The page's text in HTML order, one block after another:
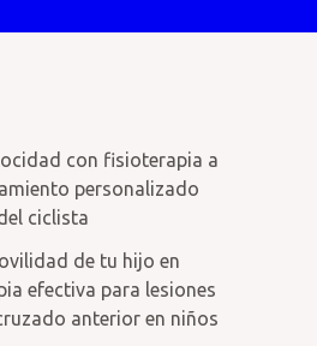
con fisioterapia a
personalizado
ciclista
de tu hijo en
efectiva para lesiones
anterior en niños